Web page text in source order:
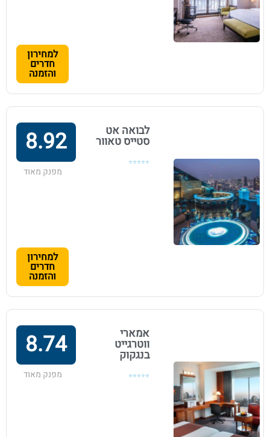
למחירון
חדרים
והזמנה
לבואה אט
סטייס טאוור
⭐⭐⭐⭐⭐
8.92
מפנק מאוד
למחירון
חדרים
והזמנה
אמארי
ווטרגייט
בנגקוק
⭐⭐⭐⭐⭐
8.74
מפנק מאוד